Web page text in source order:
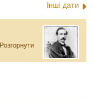
Інші дати
Розгорнути